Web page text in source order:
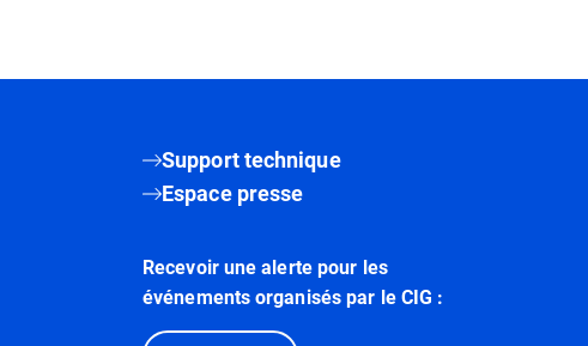
Support technique
Espace presse
Recevoir une alerte pour les
événements organisés par le CIG :